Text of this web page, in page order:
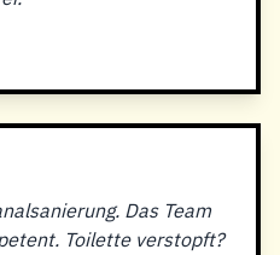
Das Team
Toilette verstopft?